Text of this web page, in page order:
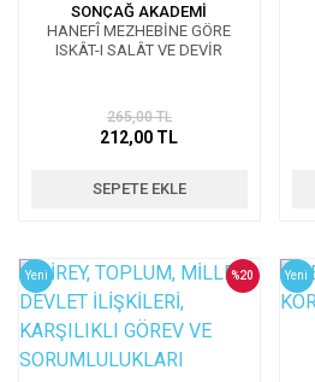
SONÇAĞ AKADEMİ
HANEFÎ MEZHEBİNE GÖRE
ISKÂT-I SALÂT VE DEVİR
265,00 TL
212,00 TL
SEPETE EKLE
Yeni %20 Yeni